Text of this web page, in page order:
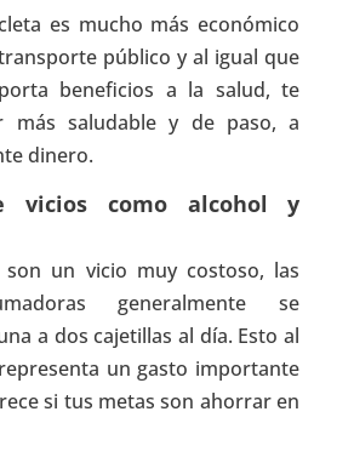
es mucho más económico
público y al igual que
beneficios a la salud, te
más saludable y de paso, a
dinero.
vicios como alcohol y
son un vicio muy costoso, las
generalmente se
a dos cajetillas al día. Esto al
un gasto importante
si tus metas son ahorrar en